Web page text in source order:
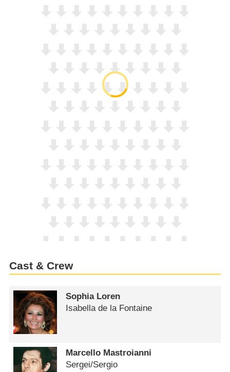
Cast & Crew
Sophia Loren
Isabella de la Fontaine
Marcello Mastroianni
Sergei/​Sergio